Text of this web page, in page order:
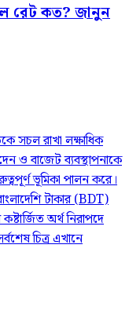
রেট কত? জানুন
সচল রাখা লক্ষাধিক
ও বাজেট ব্যবস্থাপনাকে
ভূমিকা পালন করে।
টাকার (BDT)
অর্থ নিরাপদে
চিত্র এখানে